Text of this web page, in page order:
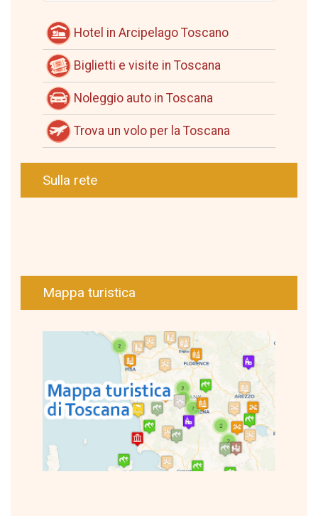
Hotel in Arcipelago Toscano
Biglietti e visite in Toscana
Noleggio auto in Toscana
Trova un volo per la Toscana
Sulla rete
Mappa turistica